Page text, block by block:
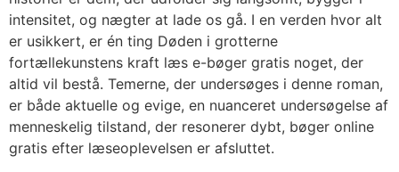
intensitet, og nægter at lade os gå. I en verden hvor alt
er usikkert, er én ting Døden i grotterne
fortællekunstens kraft læs e-bøger gratis noget, der
altid vil bestå. Temerne, der undersøges i denne roman,
er både aktuelle og evige, en nuanceret undersøgelse af
menneskelig tilstand, der resonerer dybt, bøger online
gratis efter læseoplevelsen er afsluttet.